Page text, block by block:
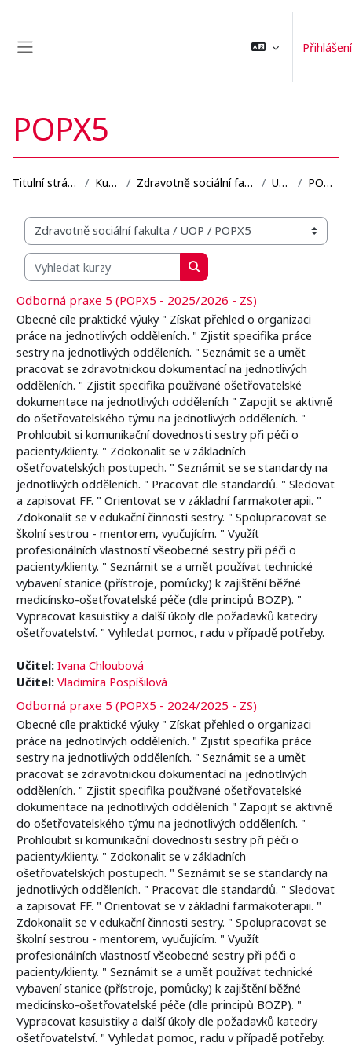
Přihlášení
POPX5
Titulní stránka Kurzy Zdravotně sociální fakulta UOP POPX5
Organizační struktura kurzů
Vyhledat kurzy
Vyhledat kurzy
Odborná praxe 5 (POPX5 - 2025/2026 - ZS)
Obecné cíle praktické výuky " Získat přehled o organizaci
práce na jednotlivých odděleních. " Zjistit specifika práce
sestry na jednotlivých odděleních. " Seznámit se a umět
pracovat se zdravotnickou dokumentací na jednotlivých
odděleních. " Zjistit specifika používané ošetřovatelské
dokumentace na jednotlivých odděleních " Zapojit se aktivně
do ošetřovatelského týmu na jednotlivých odděleních. "
Prohloubit si komunikační dovednosti sestry při péči o
pacienty/klienty. " Zdokonalit se v základních
ošetřovatelských postupech. " Seznámit se se standardy na
jednotlivých odděleních. " Pracovat dle standardů. " Sledovat
a zapisovat FF. " Orientovat se v základní farmakoterapii. "
Zdokonalit se v edukační činnosti sestry. " Spolupracovat se
školní sestrou - mentorem, vyučujícím. " Využít
profesionálních vlastností všeobecné sestry při péči o
pacienty/klienty. " Seznámit se a umět používat technické
vybavení stanice (přístroje, pomůcky) k zajištění běžné
medicínsko-ošetřovatelské péče (dle principů BOZP). "
Vypracovat kasuistiky a další úkoly dle požadavků katedry
ošetřovatelství. " Vyhledat pomoc, radu v případě potřeby.
Učitel: Ivana Chloubová
Učitel: Vladimíra Pospíšilová
Odborná praxe 5 (POPX5 - 2024/2025 - ZS)
Obecné cíle praktické výuky " Získat přehled o organizaci
práce na jednotlivých odděleních. " Zjistit specifika práce
sestry na jednotlivých odděleních. " Seznámit se a umět
pracovat se zdravotnickou dokumentací na jednotlivých
odděleních. " Zjistit specifika používané ošetřovatelské
dokumentace na jednotlivých odděleních " Zapojit se aktivně
do ošetřovatelského týmu na jednotlivých odděleních. "
Prohloubit si komunikační dovednosti sestry při péči o
pacienty/klienty. " Zdokonalit se v základních
ošetřovatelských postupech. " Seznámit se se standardy na
jednotlivých odděleních. " Pracovat dle standardů. " Sledovat
a zapisovat FF. " Orientovat se v základní farmakoterapii. "
Zdokonalit se v edukační činnosti sestry. " Spolupracovat se
školní sestrou - mentorem, vyučujícím. " Využít
profesionálních vlastností všeobecné sestry při péči o
pacienty/klienty. " Seznámit se a umět používat technické
vybavení stanice (přístroje, pomůcky) k zajištění běžné
medicínsko-ošetřovatelské péče (dle principů BOZP). "
Vypracovat kasuistiky a další úkoly dle požadavků katedry
ošetřovatelství. " Vyhledat pomoc, radu v případě potřeby.